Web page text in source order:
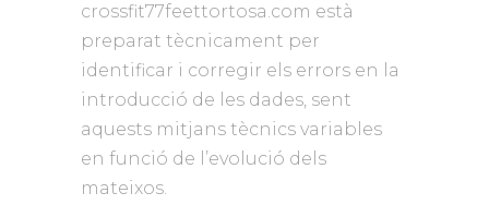
crossfit77feettortosa.com està
preparat tècnicament per
identificar i corregir els errors en la
introducció de les dades, sent
aquests mitjans tècnics variables
en funció de l’evolució dels
mateixos.